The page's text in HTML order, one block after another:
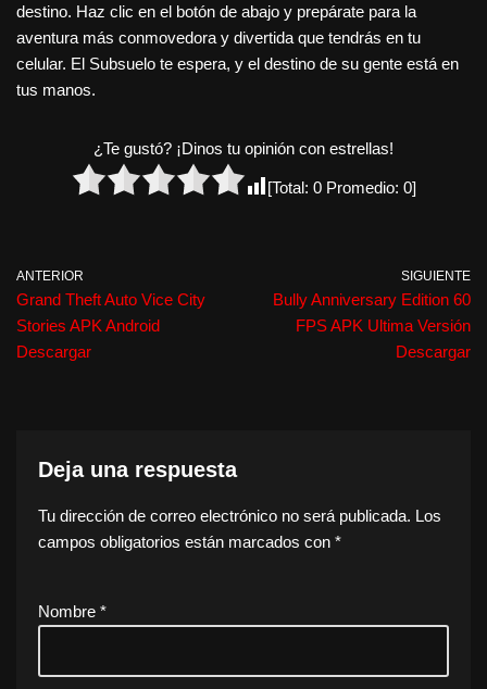
destino. Haz clic en el botón de abajo y prepárate para la
aventura más conmovedora y divertida que tendrás en tu
celular. El Subsuelo te espera, y el destino de su gente está en
tus manos.
¿Te gustó? ¡Dinos tu opinión con estrellas!
[Total: 0Promedio: 0]
ANTERIOR
Grand Theft Auto Vice City
Stories APK Android
Descargar
SIGUIENTE
Bully Anniversary Edition 60
FPS APK Ultima Versión
Descargar
Deja una respuesta
Tu dirección de correo electrónico no será publicada. Los
campos obligatorios están marcados con *
Nombre *